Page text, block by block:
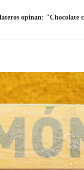
opinan: "Chocolate